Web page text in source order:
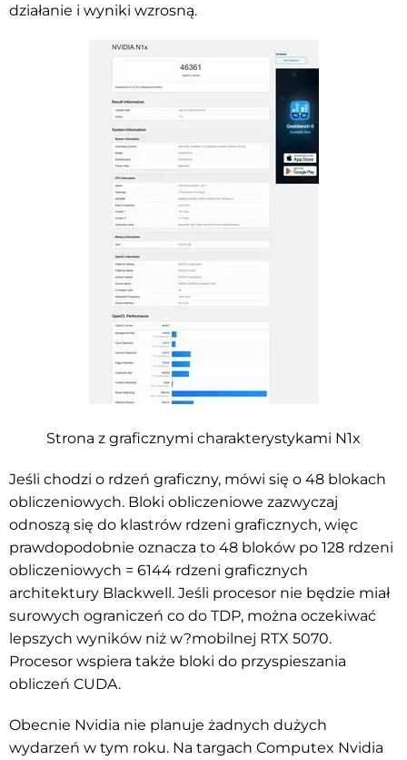
działanie i wyniki wzrosną.
Strona z graficznymi charakterystykami N1x
Jeśli chodzi o rdzeń graficzny, mówi się o 48 blokach
obliczeniowych. Bloki obliczeniowe zazwyczaj
odnoszą się do klastrów rdzeni graficznych, więc
prawdopodobnie oznacza to 48 bloków po 128 rdzeni
obliczeniowych = 6144 rdzeni graficznych
architektury Blackwell. Jeśli procesor nie będzie miał
surowych ograniczeń co do TDP, można oczekiwać
lepszych wyników niż w?mobilnej RTX 5070.
Procesor wspiera także bloki do przyspieszania
obliczeń CUDA.
Obecnie Nvidia nie planuje żadnych dużych
wydarzeń w tym roku. Na targach Computex Nvidia